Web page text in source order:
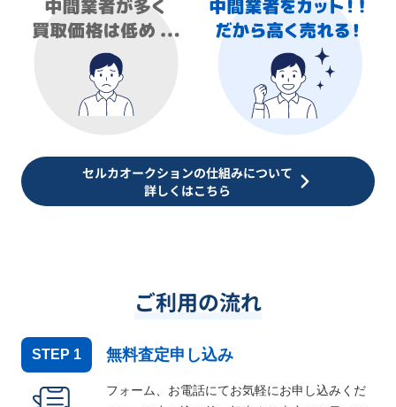
セルカオークションの仕組みについて
詳しくはこちら
ご利用の流れ
STEP 1 無料査定申し込み
フォーム、お電話にてお気軽にお申し込みくだ